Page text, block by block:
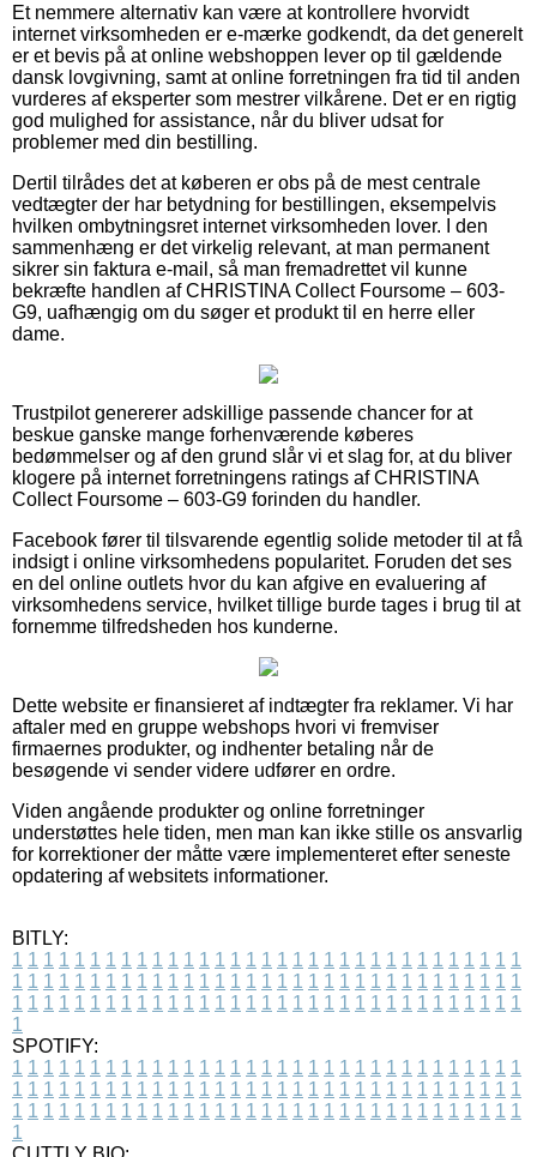
Et nemmere alternativ kan være at kontrollere hvorvidt
internet virksomheden er e-mærke godkendt, da det generelt
er et bevis på at online webshoppen lever op til gældende
dansk lovgivning, samt at online forretningen fra tid til anden
vurderes af eksperter som mestrer vilkårene. Det er en rigtig
god mulighed for assistance, når du bliver udsat for
problemer med din bestilling.
Dertil tilrådes det at køberen er obs på de mest centrale
vedtægter der har betydning for bestillingen, eksempelvis
hvilken ombytningsret internet virksomheden lover. I den
sammenhæng er det virkelig relevant, at man permanent
sikrer sin faktura e-mail, så man fremadrettet vil kunne
bekræfte handlen af CHRISTINA Collect Foursome – 603-
G9, uafhængig om du søger et produkt til en herre eller
dame.
Trustpilot genererer adskillige passende chancer for at
beskue ganske mange forhenværende køberes
bedømmelser og af den grund slår vi et slag for, at du bliver
klogere på internet forretningens ratings af CHRISTINA
Collect Foursome – 603-G9 forinden du handler.
Facebook fører til tilsvarende egentlig solide metoder til at få
indsigt i online virksomhedens popularitet. Foruden det ses
en del online outlets hvor du kan afgive en evaluering af
virksomhedens service, hvilket tillige burde tages i brug til at
fornemme tilfredsheden hos kunderne.
Dette website er finansieret af indtægter fra reklamer. Vi har
aftaler med en gruppe webshops hvori vi fremviser
firmaernes produkter, og indhenter betaling når de
besøgende vi sender videre udfører en ordre.
Viden angående produkter og online forretninger
understøttes hele tiden, men man kan ikke stille os ansvarlig
for korrektioner der måtte være implementeret efter seneste
opdatering af websitets informationer.
BITLY:
1 1 1 1 1 1 1 1 1 1 1 1 1 1 1 1 1 1 1 1 1 1 1 1 1 1 1 1 1 1 1 1 1
1 1 1 1 1 1 1 1 1 1 1 1 1 1 1 1 1 1 1 1 1 1 1 1 1 1 1 1 1 1 1 1 1
1 1 1 1 1 1 1 1 1 1 1 1 1 1 1 1 1 1 1 1 1 1 1 1 1 1 1 1 1 1 1 1 1
1
SPOTIFY:
1 1 1 1 1 1 1 1 1 1 1 1 1 1 1 1 1 1 1 1 1 1 1 1 1 1 1 1 1 1 1 1 1
1 1 1 1 1 1 1 1 1 1 1 1 1 1 1 1 1 1 1 1 1 1 1 1 1 1 1 1 1 1 1 1 1
1 1 1 1 1 1 1 1 1 1 1 1 1 1 1 1 1 1 1 1 1 1 1 1 1 1 1 1 1 1 1 1 1
1